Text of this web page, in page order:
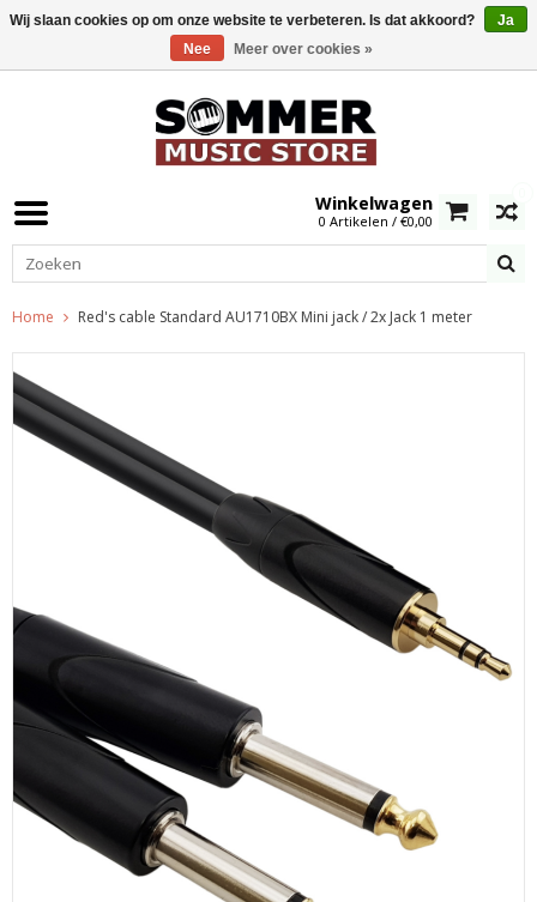
Winkelwagen
0 Artikelen / €0,00
Home Red's cable Standard AU1710BX Mini jack / 2x Jack 1 meter
Wij slaan cookies op om onze website te verbeteren. Is dat akkoord?
Ja
Nee
Meer over cookies »